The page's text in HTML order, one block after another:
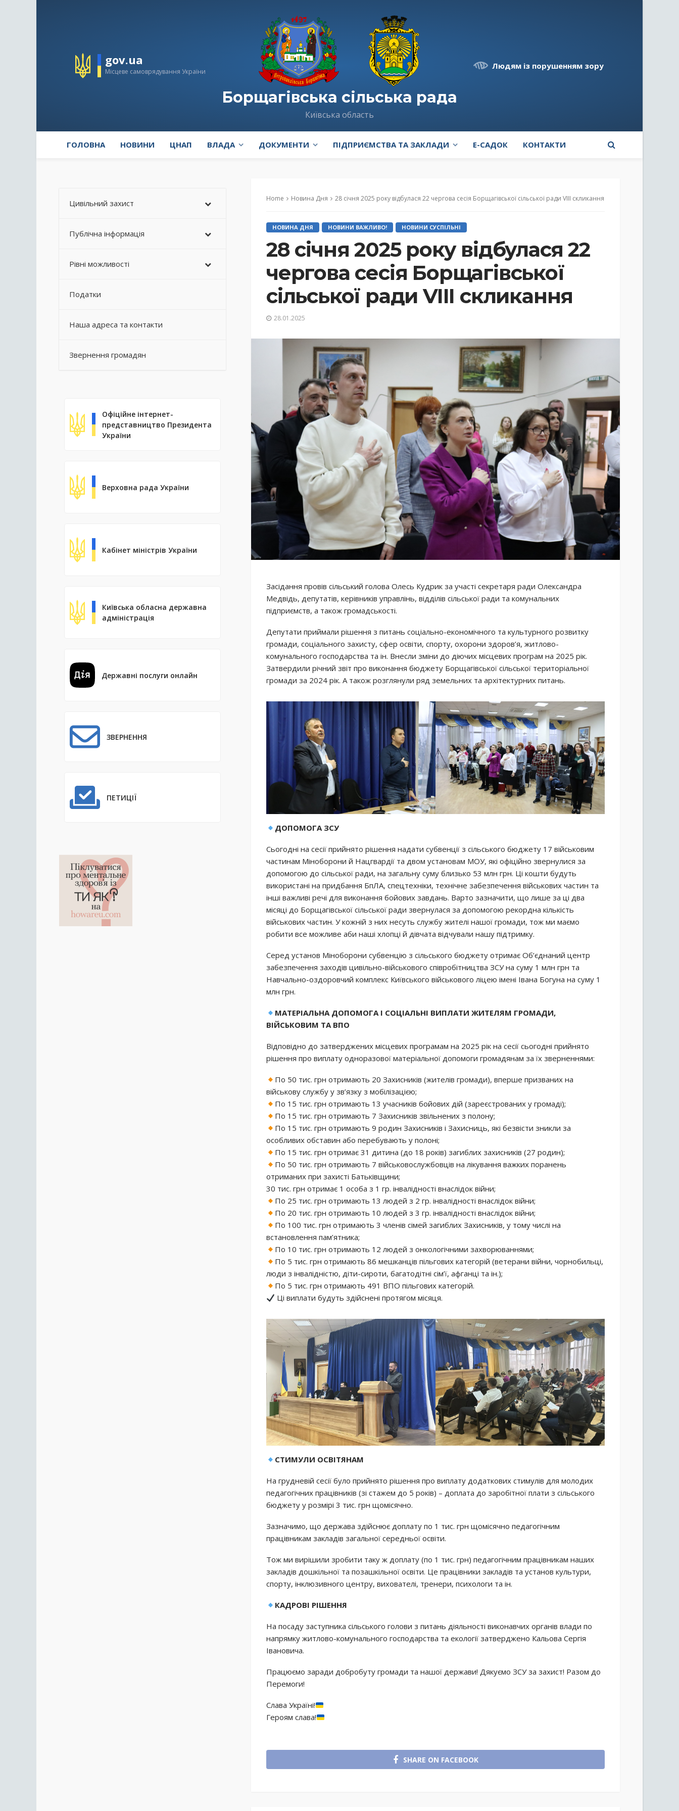
gov.ua
Місцеве самоврядування України
Борщагівська сільська рада
Київська область
Людям із порушенням зору
ГОЛОВНА НОВИНИ ЦНАП ВЛАДА ДОКУМЕНТИ ПІДПРИЄМСТВА ТА ЗАКЛАДИ E-САДОК КОНТАКТИ
Home Новина Дня 28 січня 2025 року відбулася 22 чергова сесія Борщагівської сільської ради VIII скликання
НОВИНА ДНЯ НОВИНИ ВАЖЛИВО! НОВИНИ СУСПІЛЬНІ
28 січня 2025 року відбулася 22
чергова сесія Борщагівської
сільської ради VIII скликання
28.01.2025
Засідання провів сільський голова Олесь Кудрик за участі секретаря ради Олександра
Медвідь, депутатів, керівників управлінь, відділів сільської ради та комунальних
підприємств, а також громадськості.
Депутати приймали рішення з питань соціально-економічного та культурного розвитку
громади, соціального захисту, сфер освіти, спорту, охорони здоров’я, житлово-
комунального господарства та ін. Внесли зміни до діючих місцевих програм на 2025 рік.
Затвердили річний звіт про виконання бюджету Борщагівської сільської територіальної
громади за 2024 рік. А також розглянули ряд земельних та архітектурних питань.
ДОПОМОГА ЗСУ
Сьогодні на сесії прийнято рішення надати субвенції з сільського бюджету 17 військовим
частинам Міноборони й Нацгвардії та двом установам МОУ, які офіційно звернулися за
допомогою до сільської ради, на загальну суму близько 53 млн грн. Ці кошти будуть
використані на придбання БпЛА, спецтехніки, технічне забезпечення військових частин та
інші важливі речі для виконання бойових завдань. Варто зазначити, що лише за ці два
місяці до Борщагівської сільської ради звернулася за допомогою рекордна кількість
військових частин. У кожній з них несуть службу жителі нашої громади, тож ми маємо
робити все можливе аби наші хлопці й дівчата відчували нашу підтримку.
Серед установ Міноборони субвенцію з сільського бюджету отримає Об’єднаний центр
забезпечення заходів цивільно-військового співробітництва ЗСУ на суму 1 млн грн та
Навчально-оздоровчий комплекс Київського військового ліцею імені Івана Богуна на суму 1
млн грн.
МАТЕРІАЛЬНА ДОПОМОГА І СОЦІАЛЬНІ ВИПЛАТИ ЖИТЕЛЯМ ГРОМАДИ,
ВІЙСЬКОВИМ ТА ВПО
Відповідно до затверджених місцевих програмам на 2025 рік на сесії сьогодні прийнято
рішення про виплату одноразової матеріальної допомоги громадянам за їх зверненнями:
По 50 тис. грн отримають 20 Захисників (жителів громади), вперше призваних на
військову службу у зв’язку з мобілізацією;
По 15 тис. грн отримають 13 учасників бойових дій (зареєстрованих у громаді);
По 15 тис. грн отримають 7 Захисників звільнених з полону;
По 15 тис. грн отримають 9 родин Захисників і Захисниць, які безвісти зникли за
особливих обставин або перебувають у полоні;
По 15 тис. грн отримає 31 дитина (до 18 років) загиблих захисників (27 родин);
По 50 тис. грн отримають 7 військовослужбовців на лікування важких поранень
отриманих при захисті Батьківщини;
30 тис. грн отримає 1 особа з 1 гр. інвалідності внаслідок війни;
По 25 тис. грн отримають 13 людей з 2 гр. інвалідності внаслідок війни;
По 20 тис. грн отримають 10 людей з 3 гр. інвалідності внаслідок війни;
По 100 тис. грн отримають 3 членів сімей загиблих Захисників, у тому числі на
встановлення пам’ятника;
По 10 тис. грн отримають 12 людей з онкологічними захворюваннями;
По 5 тис. грн отримають 86 мешканців пільгових категорій (ветерани війни, чорнобильці,
люди з інвалідністю, діти-сироти, багатодітні сім’ї, афганці та ін.);
По 5 тис. грн отримають 491 ВПО пільгових категорій.
Ці виплати будуть здійснені протягом місяця.
СТИМУЛИ ОСВІТЯНАМ
На грудневій сесії було прийнято рішення про виплату додаткових стимулів для молодих
педагогічних працівників (зі стажем до 5 років) – доплата до заробітної плати з сільського
бюджету у розмірі 3 тис. грн щомісячно.
Зазначимо, що держава здійснює доплату по 1 тис. грн щомісячно педагогічним
працівникам закладів загальної середньої освіти.
Тож ми вирішили зробити таку ж доплату (по 1 тис. грн) педагогічним працівникам наших
закладів дошкільної та позашкільної освіти. Це працівники закладів та установ культури,
спорту, інклюзивного центру, вихователі, тренери, психологи та ін.
КАДРОВІ РІШЕННЯ
На посаду заступника сільського голови з питань діяльності виконавчих органів влади по
напрямку житлово-комунального господарства та екології затверджено Кальова Сергія
Івановича.
Працюємо заради добробуту громади та нашої держави! Дякуємо ЗСУ за захист! Разом до
Перемоги!
Слава Україні!
Героям слава!
SHARE ON FACEBOOK
Цивільний захист
Публічна інформація
Рівні можливості
Податки
Наша адреса та контакти
Звернення громадян
Офіційне інтернет-
представництво Президента
України
Верховна рада України
Кабінет міністрів України
Київська обласна державна
адміністрація
Державні послуги онлайн
ЗВЕРНЕННЯ
ПЕТИЦІЇ